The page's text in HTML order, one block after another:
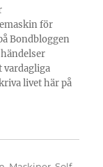
för
Bondbloggen
vardagliga
livet här på